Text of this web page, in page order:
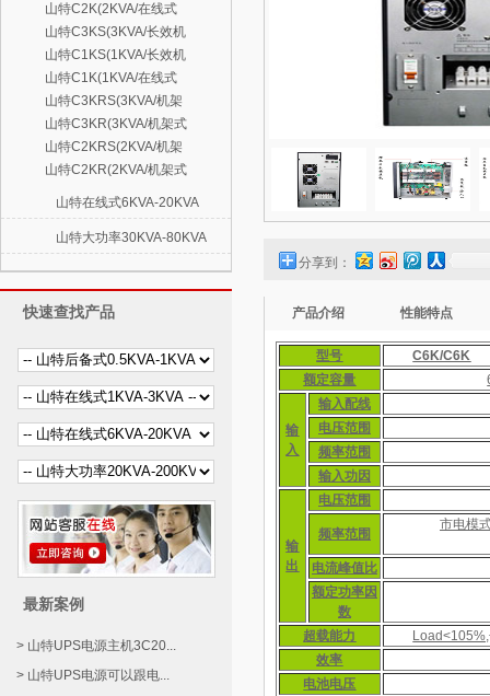
山特C2K(2KVA/在线式
山特C3KS(3KVA/长效机
山特C1KS(1KVA/长效机
山特C1K(1KVA/在线式
山特C3KRS(3KVA/机架
山特C3KR(3KVA/机架式
山特C2KRS(2KVA/机架
山特C2KR(2KVA/机架式
山特在线式6KVA-20KVA
山特大功率30KVA-80KVA
快速查找产品
最新案例
> 山特UPS电源主机3C20...
> 山特UPS电源可以跟电...
分享到：
产品介绍 性能特点
型号
C6K/C6K
额定容量
输
入
输入配线
电压范围
频率范围
输入功因
输
出
电压范围
频率范围
市电模
电流峰值比
额定功率因
数
超载能力
效率
电池电压